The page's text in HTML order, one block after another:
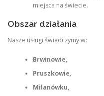
miejsca na świecie.
Obszar działania
Nasze usługi świadczymy w:
Brwinowie,
Pruszkowie,
Milanówku,